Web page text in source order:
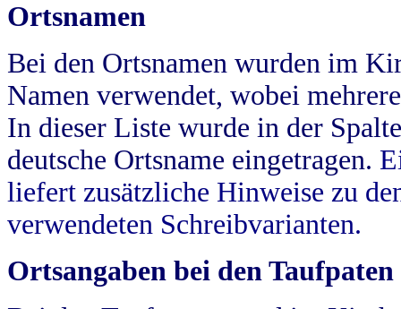
Ortsnamen
Bei den Ortsnamen wurden im
Namen verwendet, wobei
In dieser Liste wurde in der
deutsche Ortsname eingetragen.
liefert zusätzliche Hinweise zu
verwendeten Schreibvarianten.
Ortsangaben bei den Taufpaten